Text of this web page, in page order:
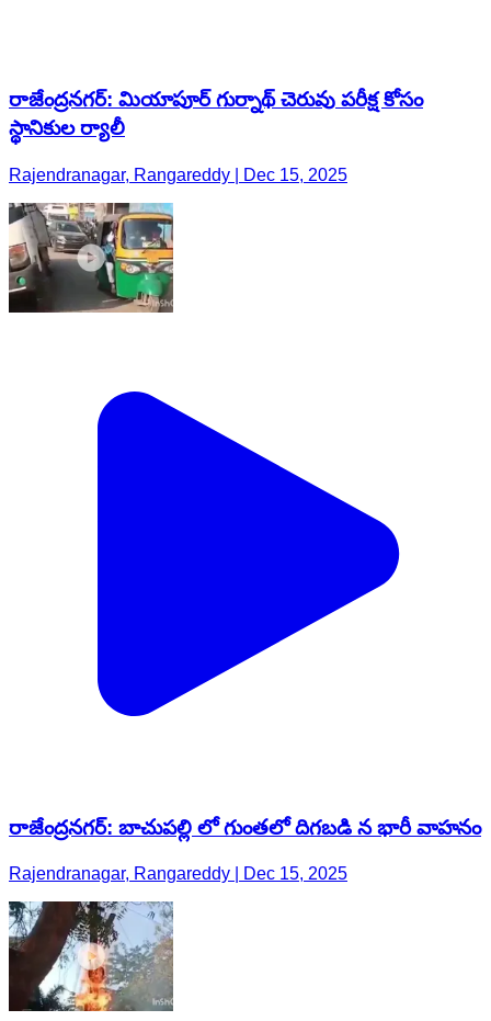
రాజేంద్రనగర్: మియాపూర్ గుర్నాథ్ చెరువు పరీక్ష కోసం
స్థానికుల ర్యాలీ
Rajendranagar, Rangareddy | Dec 15, 2025
రాజేంద్రనగర్: బాచుపల్లి లో గుంతలో దిగబడి న భారీ వాహనం
Rajendranagar, Rangareddy | Dec 15, 2025